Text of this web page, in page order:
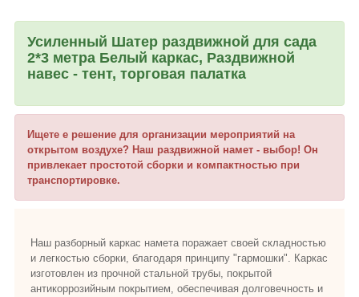
Усиленный Шатер раздвижной для сада
2*3 метра Белый каркас, Раздвижной
навес - тент, торговая палатка
Ищете е решение для организации мероприятий на
открытом воздухе? Наш раздвижной намет - выбор! Он
привлекает простотой сборки и компактностью при
транспортировке.
Наш разборный каркас намета поражает своей складностью
и легкостью сборки, благодаря принципу "гармошки". Каркас
изготовлен из прочной стальной трубы, покрытой
антикоррозийным покрытием, обеспечивая долговечность и